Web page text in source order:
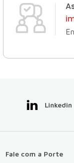
Linkedin
Fale com a Porte